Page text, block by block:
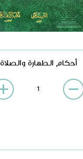
أحكام الطهارة والصلاة